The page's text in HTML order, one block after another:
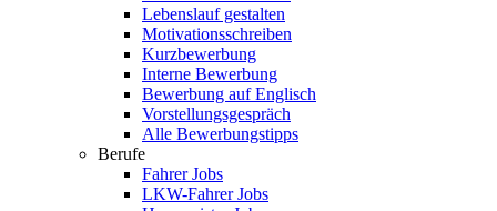
Lebenslauf gestalten
Motivationsschreiben
Kurzbewerbung
Interne Bewerbung
Bewerbung auf Englisch
Vorstellungsgespräch
Alle Bewerbungstipps
Berufe
Fahrer Jobs
LKW-Fahrer Jobs